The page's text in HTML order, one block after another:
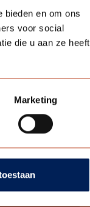
bieden en om ons
voor social
die u aan ze heeft
Marketing